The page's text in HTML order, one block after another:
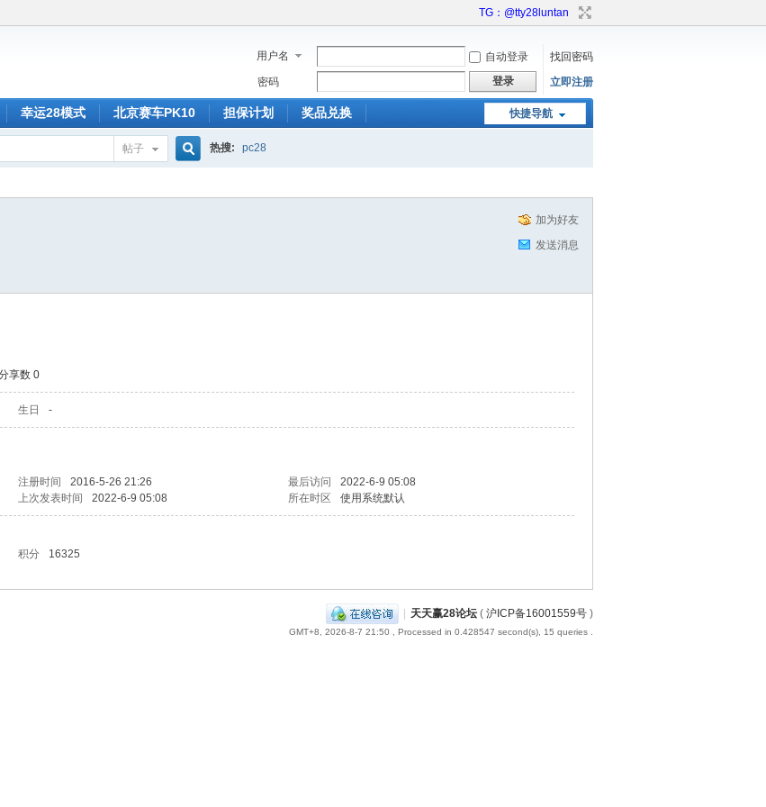
TG：@tty28luntan
用户名 自动登录
找回密码
密码
登录 立即注册
快捷导航
幸运28模式 北京赛车PK10 担保计划 奖品兑换
帖子 热搜: pc28
加为好友
发送消息
享数 0
生日 -
注册时间 2016-5-26 21:26 最后访问
2022-6-9 05:08
上次发表时间 2022-6-9 05:08 所在时区 使用系统默认
积分 16325
| 天天赢28论坛 ( 沪ICP备16001559号 )
GMT+8, 2026-8-7 21:50 , Processed in 0.428547 second(s), 15 queries .